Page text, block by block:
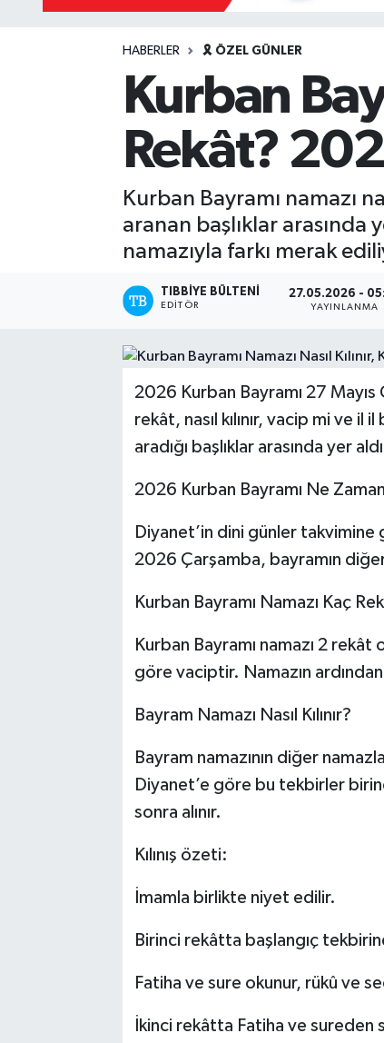
HABERLER 🎗️ ÖZEL GÜNLER
Kurban
Rekât?
Kurban Bayramı namazı
aranan başlıklar arasında
namazıyla farkı merak
TIBBIYE BÜLTENI
EDITÖR
27.05.2026 -
YAYINLANMA
2026 Kurban Bayramı 27 Mayıs
rekât, nasıl kılınır, vacip mi ve il
aradığı başlıklar arasında yer
2026 Kurban Bayramı Ne
Diyanet’in dini günler takvimine
2026 Çarşamba, bayramın
Kurban Bayramı Namazı Kaç
Kurban Bayramı namazı 2 rekât
göre vaciptir. Namazın
Bayram Namazı Nasıl Kılınır?
Bayram namazının diğer
Diyanet’e göre bu tekbirler
sonra alınır.
Kılınış özeti:
İmamla birlikte niyet edilir.
Birinci rekâtta başlangıç
Fatiha ve sure okunur, rükû ve
İkinci rekâtta Fatiha ve sureden